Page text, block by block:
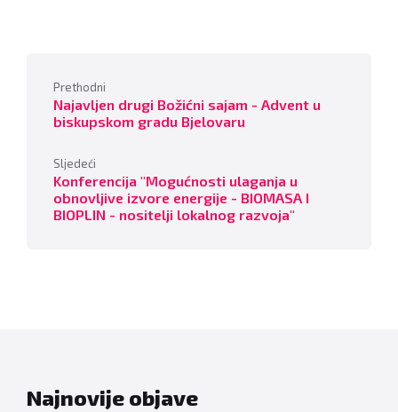
Prethodni
Najavljen drugi Božićni sajam - Advent u
biskupskom gradu Bjelovaru
Sljedeći
Konferencija "Mogućnosti ulaganja u
obnovljive izvore energije - BIOMASA I
BIOPLIN - nositelji lokalnog razvoja"
Najnovije objave